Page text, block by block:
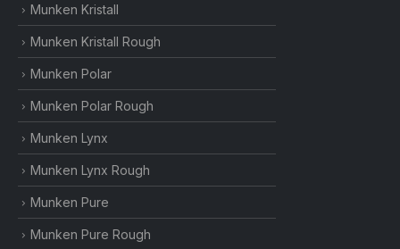
Munken Kristall
Munken Kristall Rough
Munken Polar
Munken Polar Rough
Munken Lynx
Munken Lynx Rough
Munken Pure
Munken Pure Rough